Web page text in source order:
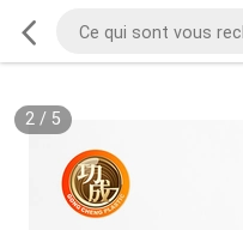
2/ 5